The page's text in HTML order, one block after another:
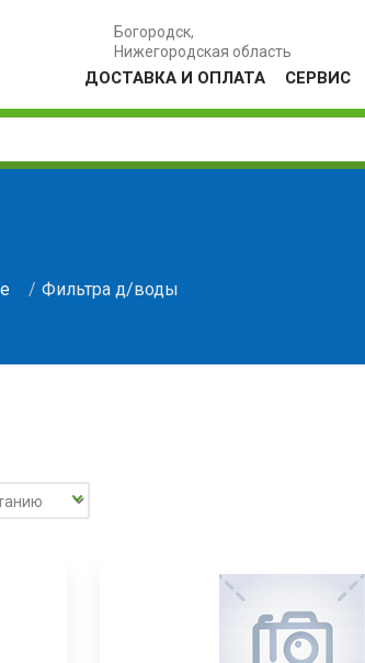
Богородск,
Нижегородская область
ДОСТАВКА И ОПЛАТА СЕРВИС
Фильтра д/воды